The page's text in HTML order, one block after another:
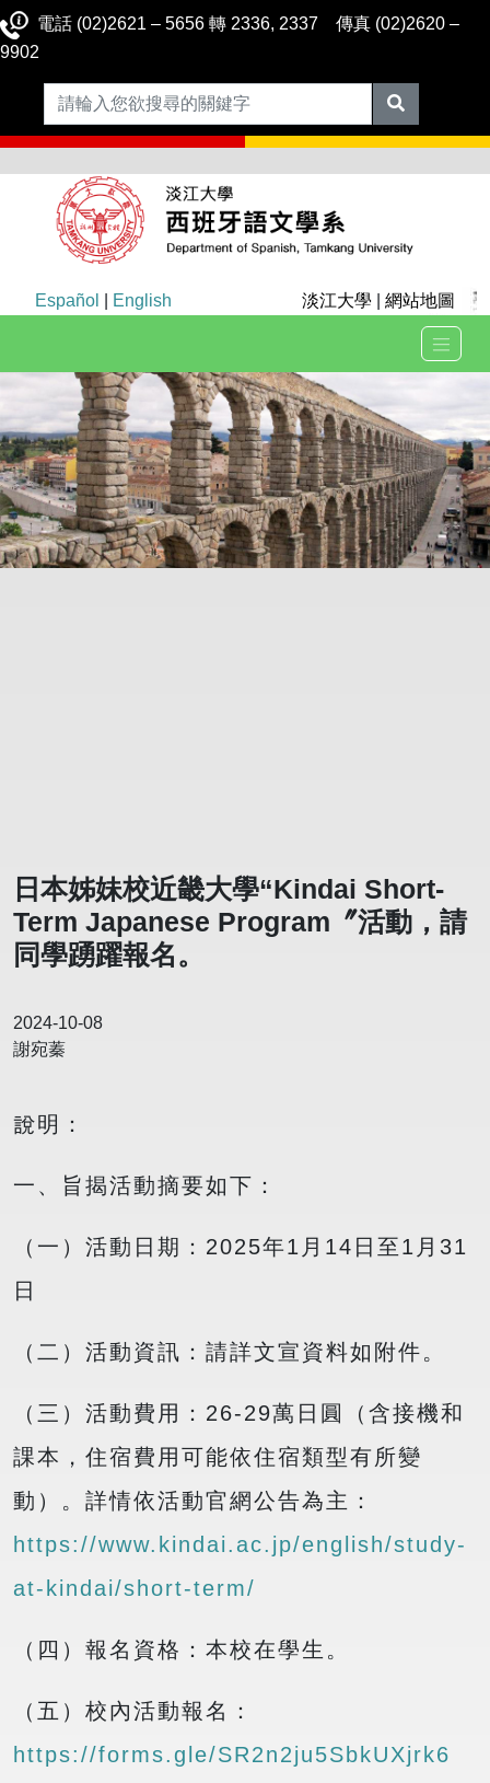
電話 (02)2621 – 5656 轉 2336, 2337 傳真 (02)2620 –
9902
Español English 淡江大學 網站地圖
日本姊妹校近畿大學“Kindai Short-
Term Japanese Program〞活動，請
同學踴躍報名。
2024-10-08
謝宛蓁
說明：
一、旨揭活動摘要如下：
（一）活動日期：2025年1月14日至1月31
日
（二）活動資訊：請詳文宣資料如附件。
（三）活動費用：26-29萬日圓（含接機和
課本，住宿費用可能依住宿類型有所變
動）。詳情依活動官網公告為主：
https://www.kindai.ac.jp/english/study-
at-kindai/short-term/
（四）報名資格：本校在學生。
（五）校內活動報名：
https://forms.gle/SR2n2ju5SbkUXjrk6